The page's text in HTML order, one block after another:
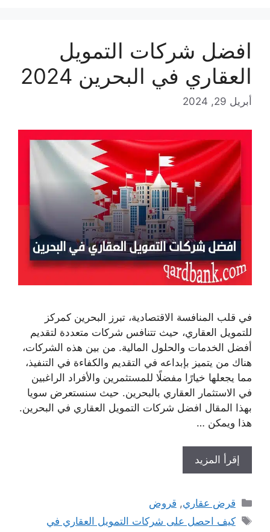
افضل شركات التمويل
العقاري في البحرين 2024
أبريل 29, 2024
في قلب المنافسة الاقتصادية، تبرز البحرين كمركز
للتمويل العقاري، حيث تتنافس شركات متعددة لتقديم
أفضل الخدمات والحلول المالية. من بين هذه الشركات،
هناك من يتميز بإبداعه في التقديم والكفاءة في التنفيذ،
مما يجعلها خيارًا مفضلًا للمستثمرين والأفراد الراغبين
في الاستثمار العقاري بالبحرين. حيث سنستعرض سويا
بهذا المقال افضل شركات التمويل العقاري في البحرين.
هذا ويمكن …
إقرأ المزيد
التصنيفات
قرض عقاري, قروض
الوسوم
كيف احصل على شركات التمويل العقاري في